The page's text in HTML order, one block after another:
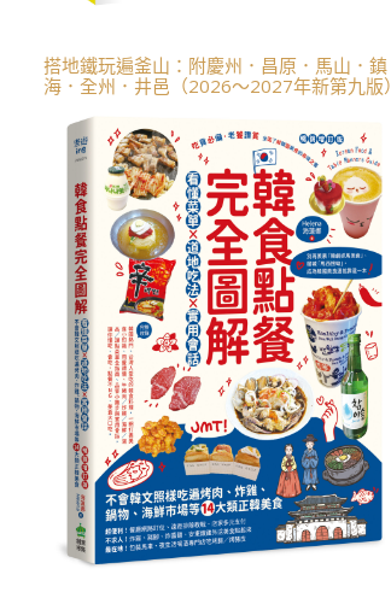
搭地鐵玩遍釜山：附慶州．昌原．馬山．鎮
海．全州．井邑（2026～2027年新第九版）